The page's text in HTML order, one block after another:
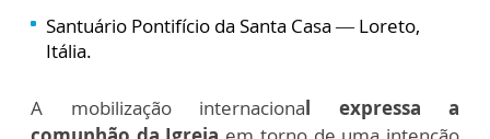
Santuário Pontifício da Santa Casa — Loreto,
Itália.
A mobilização internacional expressa a